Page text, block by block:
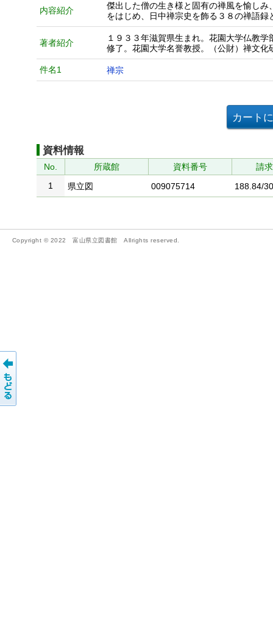
内容紹介
傑出した僧の生き様と固有の禅風を愉し
をはじめ、日中禅宗史を飾る３８の禅語
著者紹介
１９３３年滋賀県生まれ。花園大学仏教
修了。花園大学名誉教授。（公財）禅文化
件名1 禅宗
資料情報
No. 所蔵館 資料番号
請
1
県立図 009075714 188.84/
Copyright © 2022 富山県立図書館 Allrights reserved.